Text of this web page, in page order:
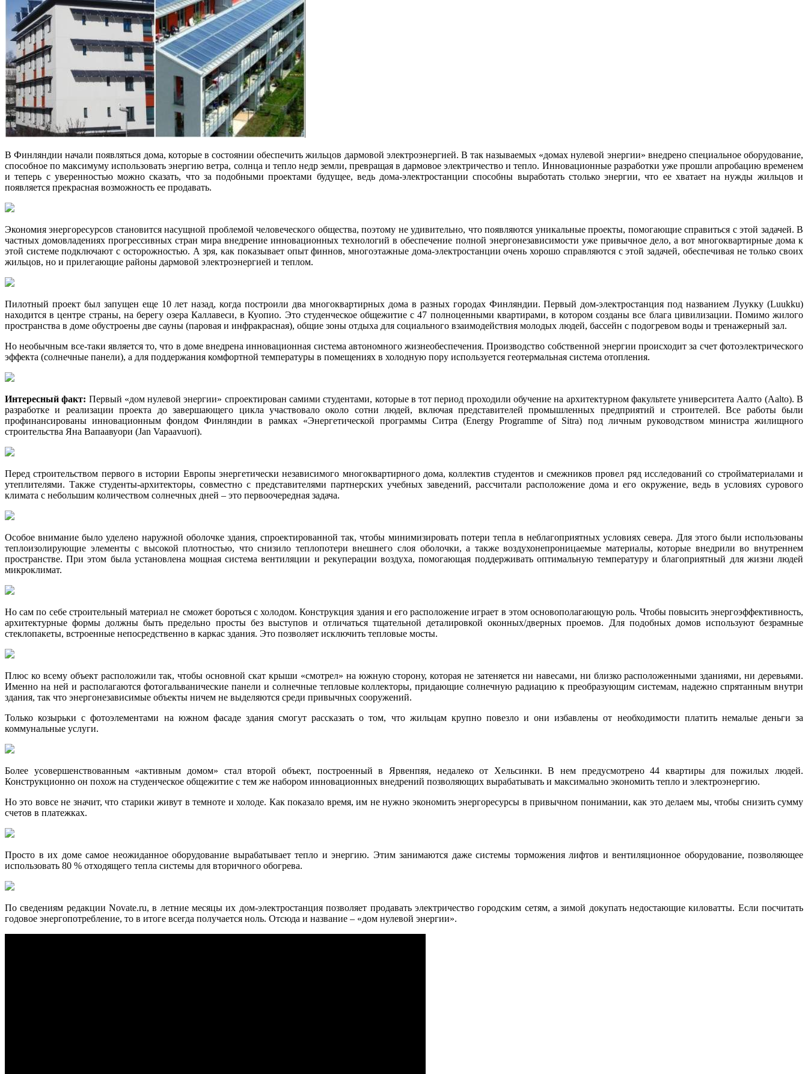
В Финляндии начали появляться дома, которые в состоянии обеспечить жильцов дармовой электроэнергией. В так называемых «домах нулевой энергии» внедрено специальное оборудование,
способное по максимуму использовать энергию ветра, солнца и тепло недр земли, превращая в дармовое электричество и тепло. Инновационные разработки уже прошли апробацию временем
и теперь с уверенностью можно сказать, что за подобными проектами будущее, ведь дома-электростанции способны выработать столько энергии, что ее хватает на нужды жильцов и
появляется прекрасная возможность ее продавать.
Экономия энергоресурсов становится насущной проблемой человеческого общества, поэтому не удивительно, что появляются уникальные проекты, помогающие справиться с этой задачей. В
частных домовладениях прогрессивных стран мира внедрение инновационных технологий в обеспечение полной энергонезависимости уже привычное дело, а вот многоквартирные дома к
этой системе подключают с осторожностью. А зря, как показывает опыт финнов, многоэтажные дома-электростанции очень хорошо справляются с этой задачей, обеспечивая не только своих
жильцов, но и прилегающие районы дармовой электроэнергией и теплом.
Пилотный проект был запущен еще 10 лет назад, когда построили два многоквартирных дома в разных городах Финляндии. Первый дом-электростанция под названием Луукку (Luukku)
находится в центре страны, на берегу озера Каллавеси, в Куопио. Это студенческое общежитие с 47 полноценными квартирами, в котором созданы все блага цивилизации. Помимо жилого
пространства в доме обустроены две сауны (паровая и инфракрасная), общие зоны отдыха для социального взаимодействия молодых людей, бассейн с подогревом воды и тренажерный зал.
Но необычным все-таки является то, что в доме внедрена инновационная система автономного жизнеобеспечения. Производство собственной энергии происходит за счет фотоэлектрического
эффекта (солнечные панели), а для поддержания комфортной температуры в помещениях в холодную пору используется геотермальная система отопления.
Интересный факт: Первый «дом нулевой энергии» спроектирован самими студентами, которые в тот период проходили обучение на архитектурном факультете университета Аалто (Aalto). В
разработке и реализации проекта до завершающего цикла участвовало около сотни людей, включая представителей промышленных предприятий и строителей. Все работы были
профинансированы инновационным фондом Финляндии в рамках «Энергетической программы Ситра (Energy Programme of Sitra) под личным руководством министра жилищного
строительства Яна Вапаавуори (Jan Vapaavuori).
Перед строительством первого в истории Европы энергетически независимого многоквартирного дома, коллектив студентов и смежников провел ряд исследований со стройматериалами и
утеплителями. Также студенты-архитекторы, совместно с представителями партнерских учебных заведений, рассчитали расположение дома и его окружение, ведь в условиях сурового
климата с небольшим количеством солнечных дней – это первоочередная задача.
Особое внимание было уделено наружной оболочке здания, спроектированной так, чтобы минимизировать потери тепла в неблагоприятных условиях севера. Для этого были использованы
теплоизолирующие элементы с высокой плотностью, что снизило теплопотери внешнего слоя оболочки, а также воздухонепроницаемые материалы, которые внедрили во внутреннем
пространстве. При этом была установлена мощная система вентиляции и рекуперации воздуха, помогающая поддерживать оптимальную температуру и благоприятный для жизни людей
микроклимат.
Но сам по себе строительный материал не сможет бороться с холодом. Конструкция здания и его расположение играет в этом основополагающую роль. Чтобы повысить энергоэффективность,
архитектурные формы должны быть предельно просты без выступов и отличаться тщательной деталировкой оконных/дверных проемов. Для подобных домов используют безрамные
стеклопакеты, встроенные непосредственно в каркас здания. Это позволяет исключить тепловые мосты.
Плюс ко всему объект расположили так, чтобы основной скат крыши «смотрел» на южную сторону, которая не затеняется ни навесами, ни близко расположенными зданиями, ни деревьями.
Именно на ней и располагаются фотогальванические панели и солнечные тепловые коллекторы, придающие солнечную радиацию к преобразующим системам, надежно спрятанным внутри
здания, так что энергонезависимые объекты ничем не выделяются среди привычных сооружений.
Только козырьки с фотоэлементами на южном фасаде здания смогут рассказать о том, что жильцам крупно повезло и они избавлены от необходимости платить немалые деньги за
коммунальные услуги.
Более усовершенствованным «активным домом» стал второй объект, построенный в Ярвенпяя, недалеко от Хельсинки. В нем предусмотрено 44 квартиры для пожилых людей.
Конструкционно он похож на студенческое общежитие с тем же набором инновационных внедрений позволяющих вырабатывать и максимально экономить тепло и электроэнергию.
Но это вовсе не значит, что старики живут в темноте и холоде. Как показало время, им не нужно экономить энергоресурсы в привычном понимании, как это делаем мы, чтобы снизить сумму
счетов в платежках.
Просто в их доме самое неожиданное оборудование вырабатывает тепло и энергию. Этим занимаются даже системы торможения лифтов и вентиляционное оборудование, позволяющее
использовать 80 % отходящего тепла системы для вторичного обогрева.
По сведениям редакции Novate.ru, в летние месяцы их дом-электростанция позволяет продавать электричество городским сетям, а зимой докупать недостающие киловатты. Если посчитать
годовое энергопотребление, то в итоге всегда получается ноль. Отсюда и название – «дом нулевой энергии».